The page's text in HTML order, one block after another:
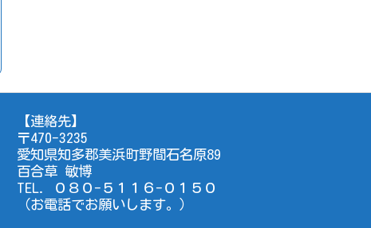
【連絡先】
〒470-3235
愛知県知多郡美浜町野間石名原89
百合草 敏博
TEL. ０８０-５１１６-０１５０
（お電話でお願いします。）